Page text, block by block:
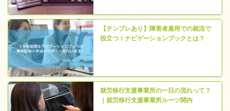
【テンプレあり】障害者雇用での就活で
役立つ！ナビゲーションブックとは？
就労移行支援事業所の一日の流れって？
｜就労移行支援事業所ルーツ関内